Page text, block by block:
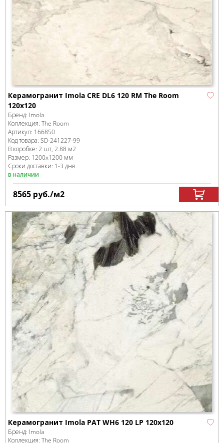
Керамогранит Imola CRE DL6 120 RM The Room
120x120
Бренд: Imola
Коллекция: The Room
Артикул: 166850
Код товара: SD-241227-99
В коробке: 2 шт, 2.88 м2
Размер: 1200x1200 мм
Сроки доставки: 1-3 дня
в наличии
8565 руб./м2
Керамогранит Imola PAT WH6 120 LP 120x120
Бренд: Imola
Коллекция: The Room